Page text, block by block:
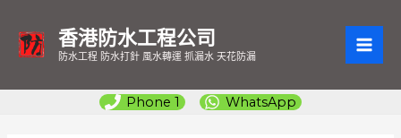
香港防水工程公司
防水工程 防水打針 風水轉運 抓漏水 天花防漏
Phone 1 WhatsApp